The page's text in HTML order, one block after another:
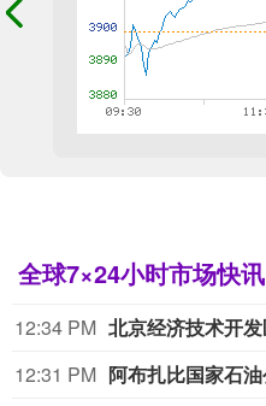
全球7×24小时市场快讯
12:34 PM
12:31 PM